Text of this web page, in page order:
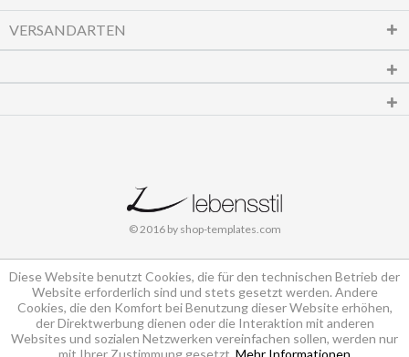
VERSANDARTEN
© 2016 by shop-templates.com
Diese Website benutzt Cookies, die für den technischen Betrieb der
Website erforderlich sind und stets gesetzt werden. Andere
Cookies, die den Komfort bei Benutzung dieser Website erhöhen,
der Direktwerbung dienen oder die Interaktion mit anderen
Websites und sozialen Netzwerken vereinfachen sollen, werden nur
mit Ihrer Zustimmung gesetzt. Mehr Informationen